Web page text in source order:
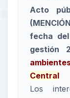
Acto
fecha
gestión
Central
Los